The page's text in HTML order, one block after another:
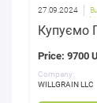
27.09.2024
Купуємо
Price: 9700
Company:
WILLGRAIN LLC